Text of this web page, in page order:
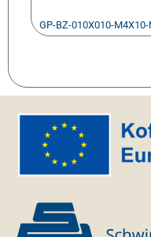
GP-BZ-010X010-M4X10-